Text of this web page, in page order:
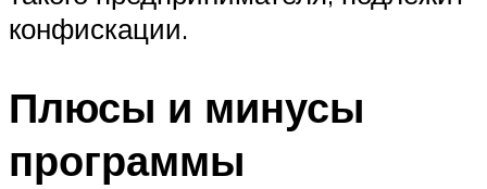
конфискации.
Плюсы и минусы
программы